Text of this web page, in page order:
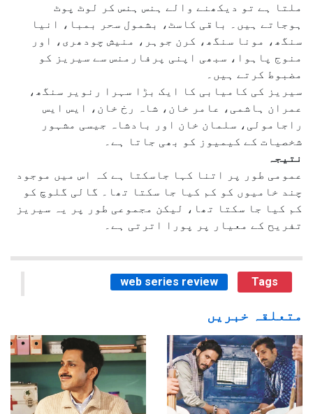
ملتا ہے تو دیکھنے والے ہنس ہنس کر لوٹ پوٹ
ہوجاتے ہیں۔ باقی کاسٹ، بشمول سحر بمبا، انیا
سنگھ، مونا سنگھ، کرن جوہر، منیش چودھری، اور
منوج پاہوا، سبھی اپنی پرفارمنس سے سیریز کو
مضبوط کرتے ہیں۔
سیریز کی کامیابی کا ایک بڑا سہرا رنویر سنگھ،
عمران ہاشمی، عامر خان، شاہ رخ خان، ایس ایس
راجامولی، سلمان خان اور بادشاہ جیسی مشہور
شخصیات کے کیمیوز کو بھی جاتا ہے۔
نتیجہ
عمومی طور پر اتنا کہا جاسکتا ہے کہ اس میں موجود
چند خامیوں کو کم کیا جا سکتا تھا۔ گالی گلوچ کو
کم کیا جا سکتا تھا، لیکن مجموعی طور پر یہ سیریز
تفریح کے معیار پر پورا اترتی ہے۔
web series review Tags
متعلقہ خبریں